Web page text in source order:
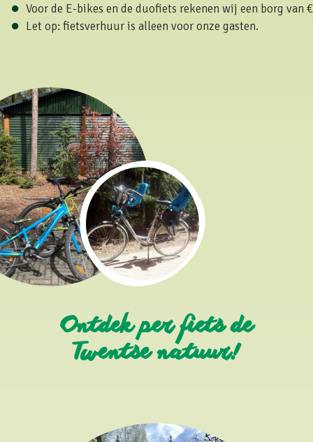
Voor de E-bikes en de duofiets rekenen wij een borg van
Let op: fietsverhuur is alleen voor onze gasten.
Ontdek per fiets de
Twentse natuur!